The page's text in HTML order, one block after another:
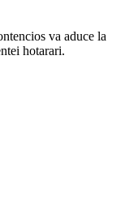
va aduce la
hotarari.